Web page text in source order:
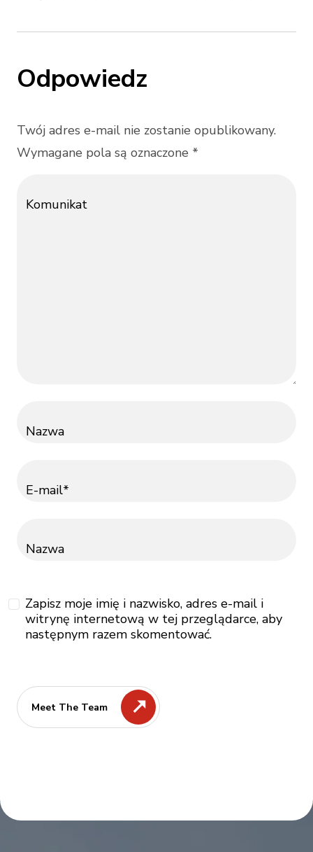
Odpowiedz
Twój adres e-mail nie zostanie opublikowany.
Wymagane pola są oznaczone *
Komunikat
Nazwa
E-mail*
Nazwa
Zapisz moje imię i nazwisko, adres e-mail i
witrynę internetową w tej przeglądarce, aby
następnym razem skomentować.
Meet The Team